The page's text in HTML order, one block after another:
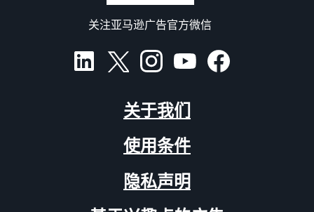
关注亚马逊广告官方微信
关于我们
使用条件
隐私声明